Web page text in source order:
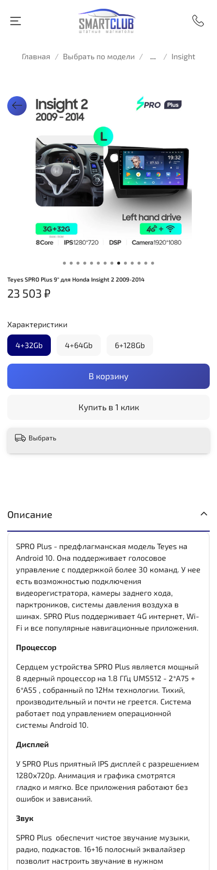
Главная Выбрать по модели ... Insight
Teyes SPRO Plus 9" для Honda Insight 2 2009-2014
23 503 ₽
В корзину
Купить в 1 клик
Характеристики
4+32Gb 4+64Gb 6+128Gb
Выбрать
Описание
SPRO Plus - предфлагманская модель Teyes на
Android 10. Она поддерживает голосовое
управление с поддержкой более 30 команд. У нее
есть возможностью подключения
видеорегистратора, камеры заднего хода,
парктроников, системы давления воздуха в
шинах. SPRO Plus поддерживает 4G интернет, Wi-
Fi и все популярные навигационные приложения.
Процессор
Сердцем устройства SPRO Plus является мощный
8 ядерный процессор на 1.8 ГГц UMS512 - 2*A75 +
6*A55 , собранный по 12Нм технологии. Тихий,
производительный и почти не греется. Система
работает под управлением операционной
системы Android 10.
Дисплей
У SPRO Plus приятный IPS дисплей c разрешением
1280x720р. Анимация и графика смотрятся
гладко и мягко. Все приложения работают без
ошибок и зависаний.
Звук
SPRO Plus обеспечит чистое звучание музыки,
радио, подкастов. 16+16 полосный эквалайзер
позволит настроить звучание в нужном